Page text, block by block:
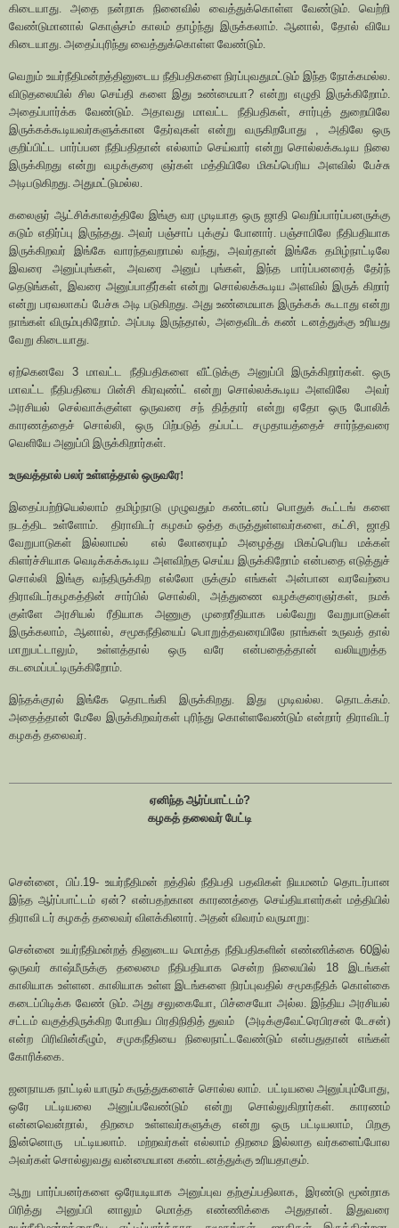
கிடையாது. அதை நன்றாக நினைவில் வைத்துக்கொள்ள வேண்டும். வெற்றி
வேண்டுமானால் கொஞ்சம் காலம் தாழ்ந்து இருக்கலாம். ஆனால்
தோல் வியே
கிடையாது. அதைப்புரிந்து வைத்துக்கொள்ள வேண்டும்.
வெறும் உயர்நீதிமன்றத்தினுடைய நீதிபதிகளை நிரப்புவதுமட்டும் இந்த நோக்கமல்ல.
விடுதலையில் சில செய்தி களை இது உண்மையா? என்று எழுதி இருக்கிறோம்.
அதைப்பார்க்க வேண்டும். அதாவது மாவட்ட நீதிபதிகள்,சார்புத் துறையிலே
இருக்கக்கூடியவர்களுக்கான தேர்வுகள் என்று வருகிறபோது
அதிலே ஒரு
குறிப்பிட்ட பார்ப்பன நீதிபதிதான் எல்லாம் செய்வார் என்று சொல்லக்கூடிய நிலை
இருக்கிறது என்று வழக்குரை ஞர்கள் மத்தியிலே மிகப்பெரிய அளவில் பேச்சு
அடிபடுகிறது. அதுமட்டுமல்ல.
கலைஞர் ஆட்சிக்காலத்திலே இங்கு வர முடியாத ஒரு ஜாதி வெறிப்பார்ப்பனருக்கு
கடும் எதிர்ப்பு இருந்தது. அவர் பஞ்சாப் புக்குப் போனார். பஞ்சாபிலே நீதிபதியாக
இருக்கிறவர் இங்கே வாரந்தவறாமல் வந்து,அவர்தான் இங்கே தமிழ்நாட்டிலே
இவரை அனுப்புங்கள்
அவரை அனுப் புங்கள்,இந்த பார்ப்பனரைத் தேர்ந்
தெடுங்கள் ,இவரை அனுப்பாதீர்கள் என்று சொல்லக்கூடிய அளவில் இருக் கிறார்
என்று பரவலாகப் பேச்சு அடி படுகிறது. அது உண்மையாக இருக்கக் கூடாது என்று
நாங்கள் விரும்புகிறோம். அப்படி இருந்தால் ,அதைவிடக் கண் டனத்துக்கு உரியது
வேறு கிடையாது.
ஏற்கெனவே 3மாவட்ட நீதிபதிகளை வீட்டுக்கு அனுப்பி இருக்கிறார்கள். ஒரு
மாவட்ட நீதிபதியை பின்சி கிரவுண்ட் என்று சொல்லக்கூடிய அளவிலே
அவர்
அரசியல் செல்வாக்குள்ள ஒருவரை சந் தித்தார் என்று ஏதோ ஒரு போலிக்
காரணத்தைச் சொல்லி ,ஒரு பிற்படுத் தப்பட்ட சமுதாயத்தைச் சார்ந்தவரை
வெளியே அனுப்பி இருக்கிறார்கள்.
உருவத்தால் பலர் உள்ளத்தால் ஒருவரே!
இதைப்பற்றியெல்லாம் தமிழ்நாடு முழுவதும் கண்டனப் பொதுக் கூட்டங் களை
நடத்திட உள்ளோம்.
திராவிடர் கழகம் ஒத்த கருத்துள்ளவர்களை,கட்சி
ஜாதி
வேறுபாடுகள் இல்லாமல்
எல் லோரையும் அழைத்து மிகப்பெரிய மக்கள்
கிளர்ச்சியாக வெடிக்கக்கூடிய அளவிற்கு செய்ய இருக்கிறோம் என்பதை எடுத்துச்
சொல்லி இங்கு வந்திருக்கிற எல்லோ ருக்கும் எங்கள் அன்பான வரவேற்பை
திராவிடர்கழகத்தின் சார்பில் சொல்லி ,அத்துணை வழக்குரைஞர்கள் ,நமக்
குள்ளே அரசியல் ரீதியாக அணுகு முறைரீதியாக பல்வேறு வேறுபாடுகள்
இருக்கலாம்
ஆனால்
சமூகநீதியைப் பொறுத்தவரையிலே நாங்கள் உருவத் தால்
மாறுபட்டாலும் ,உள்ளத்தால் ஒரு வரே என்பதைத்தான் வலியுறுத்த
கடமைப்பட்டிருக்கிறோம்.
இந்தக்குரல் இங்கே தொடங்கி இருக்கிறது. இது முடிவல்ல. தொடக்கம்.
அதைத்தான் மேலே இருக்கிறவர்கள் புரிந்து கொள்ளவேண்டும் என்றார் திராவிடர்
கழகத் தலைவர்.
ஏனிந்த ஆர்ப்பாட்டம்?
கழகத் தலைவர் பேட்டி
சென்னை பிப். 19-உயர்நீதிமன் றத்தில் நீதிபதி பதவிகள் நியமனம் தொடர்பான
இந்த ஆர்ப்பாட்டம் ஏன்?என்பதற்கான காரணத்தை செய்தியாளர்கள் மத்தியில்
திராவி டர் கழகத் தலைவர் விளக்கினார். அதன் விவரம் வருமாறு:
சென்னை உயர்நீதிமன்றத் தினுடைய மொத்த நீதிபதிகளின் எண்ணிக்கை 60இல்
ஒருவர் காஷ்மீருக்கு தலைமை நீதிபதியாக சென்ற நிலையில் 18இடங்கள்
காலியாக உள்ளன. காலியாக உள்ள இடங்களை நிரப்புவதில் சமூகநீதிக் கொள்கை
கடைப்பிடிக்க வேண் டும். அது சலுகையோ ,பிச்சையோ அல்ல. இந்திய அரசியல்
சட்டம் வகுத்திருக்கிற போதிய பிரதிநிதித் துவம் (அடிக்குவேட்ரெபிரசன் டேசன்)
என்ற பிரிவின்கீழும்
சமுகநீதியை நிலைநாட்டவேண்டும் என்பதுதான் எங்கள்
கோரிக்கை.
ஜனநாயக நாட்டில் யாரும் கருத்துகளைச் சொல்ல லாம். பட்டியலை அனுப்பும்போது
ஒரே பட்டியலை அனுப்பவேண்டும் என்று சொல்லுகிறார்கள். காரணம்
என்னவென்றால்
திறமை உள்ளவர்களுக்கு என்று ஒரு பட்டியலாம்
பிறகு
இன்னொரு
பட்டியலாம்.
மற்றவர்கள் எல்லாம் திறமை இல்லாத வர்களைப்போல
அவர்கள் சொல்லுவது வன்மையான கண்டனத்துக்கு உரியதாகும்.
ஆறு பார்ப்பனர்களை ஒரேயடியாக அனுப்புவ தற்குப்பதிலாக
இரண்டு மூன்றாக
பிரித்து அனுப்பி னாலும் மொத்த எண்ணிக்கை அதுதான். இதுவரை